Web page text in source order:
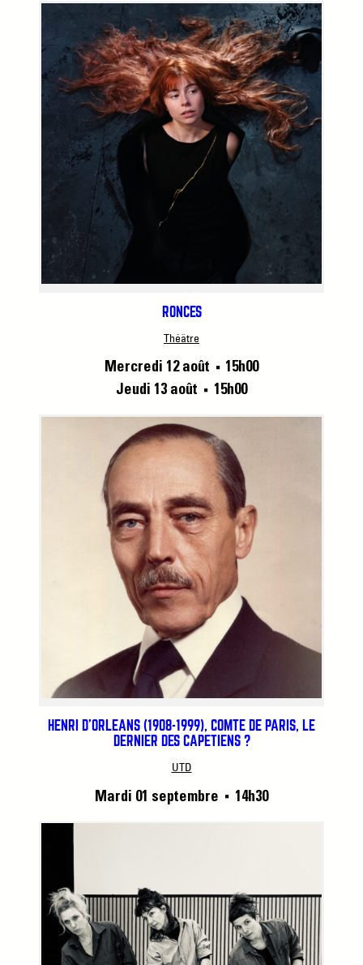
RONCES
Théâtre
Mercredi 12 août ■
15h00
Jeudi 13 août
■ 15h00
HENRI D’ORLÉANS (1908-1999), COMTE DE PARIS, LE
DERNIER DES CAPÉTIENS ?
UTD
Mardi 01 septembre ■ 14h30